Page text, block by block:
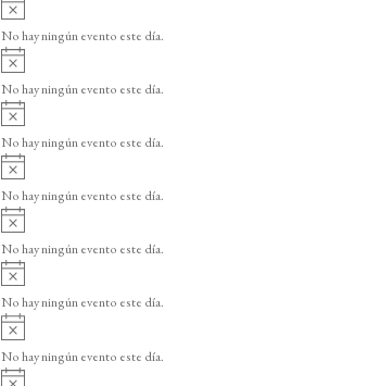
o
v
i
o
No hay ningún evento este día.
v
i
o
No hay ningún evento este día.
v
i
o
No hay ningún evento este día.
v
i
o
No hay ningún evento este día.
v
i
o
No hay ningún evento este día.
v
i
o
No hay ningún evento este día.
A
v
i
No hay ningún evento este día.
A